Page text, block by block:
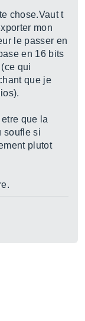
chose.Vaut t
mon
le passer en
en 16 bits
qui
que je
que la
soufle si
plutot